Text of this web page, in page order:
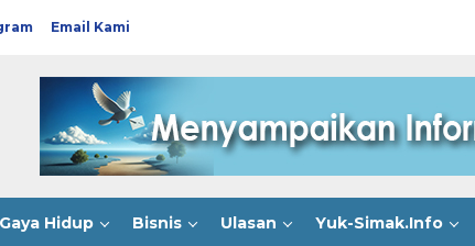
Email Kami
Hidup Bisnis Ulasan Yuk-Simak.Info